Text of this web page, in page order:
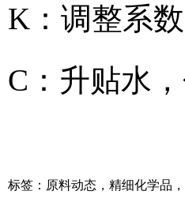
K：调整系
C：升贴水
标签： 原料动态 ， 精细化学品 ，